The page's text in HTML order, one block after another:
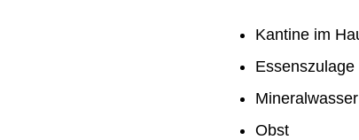
Kantine im
Essenszulage
Mineralwasser
Obst